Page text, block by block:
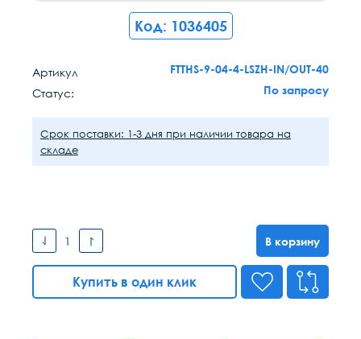
Код: 1036405
Артикул
FTTHS-9-04-4-LSZH-IN/OUT-40
Статус:
По запросу
Срок поставки: 1-3 дня при наличии товара на
складе
В корзину
Купить в один клик